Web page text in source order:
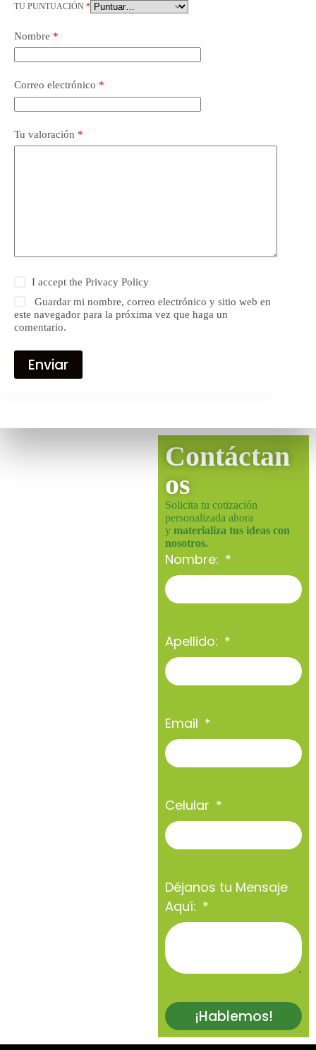
TU PUNTUACIÓN *
Nombre *
Correo electrónico *
Tu valoración *
I accept thePrivacy Policy
Guardar mi nombre, correo electrónico y sitio web en
este navegador para la próxima vez que haga un
comentario.
Enviar
Contáctan
os
Solicita tu cotización
personalizada ahora
y materializa tus ideas con
nosotros.
Nombre:
Apellido:
Email
Celular
Déjanos tu Mensaje
Aquí:
¡Hablemos!